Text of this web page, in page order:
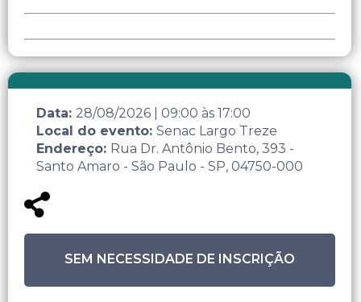
Data: 28/08/2026 09:00 às 17:00
Local do evento: Senac Largo Treze
Endereço: Rua Dr. Antônio Bento, 393 -
Santo Amaro - São Paulo - SP, 04750-000
SEM NECESSIDADE DE INSCRIÇÃO